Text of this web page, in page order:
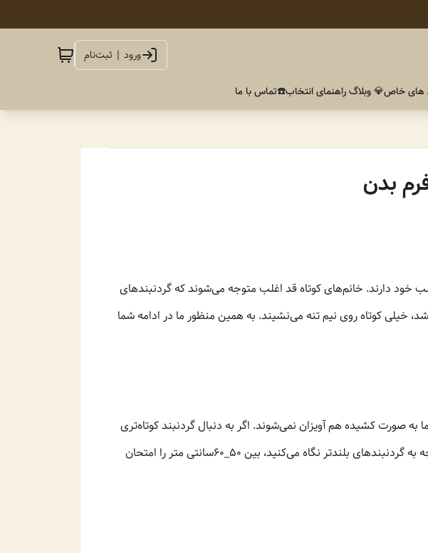
ورود | ثبت‌نام
های خاص💎 وبلاگ راهنمای انتخاب☎️تماس با ما
بدن
خود دارند. خانم‌های کوتاه ‌قد اغلب متوجه می‌شوند که گردنبندهای
خیلی کوتاه روی نیم تنه می‌نشیند. به همین منظور ما در ادامه شما
صورت کشیده هم آویزان نمی‌شوند. اگر به دنبال گردنبند کوتاه‌تری
هستید، طول 40_45سانتی متر را امتحان کنید، زیرا باید متناسب با قد شما باشد. همچنین چنانچه به گردنبندهای بلندتر نگاه می‌کنید، بین 50_60سانتی متر را امتحان